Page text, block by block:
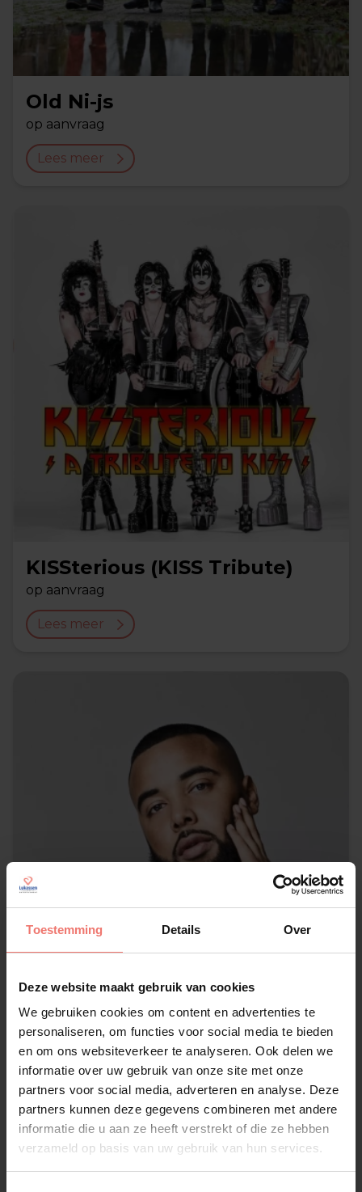
Toestemming Details Over
Deze website maakt gebruik van cookies
We gebruiken cookies om content en advertenties te
personaliseren, om functies voor social media te bieden
en om ons websiteverkeer te analyseren. Ook delen we
informatie over uw gebruik van onze site met onze
partners voor social media, adverteren en analyse. Deze
partners kunnen deze gegevens combineren met andere
informatie die u aan ze heeft verstrekt of die ze hebben
verzameld op basis van uw gebruik van hun services.
Old Ni-js
op aanvraag
Lees meer
KISSterious (KISS Tribute)
op aanvraag
Lees meer
Mula B
op aanvraag
Lees meer